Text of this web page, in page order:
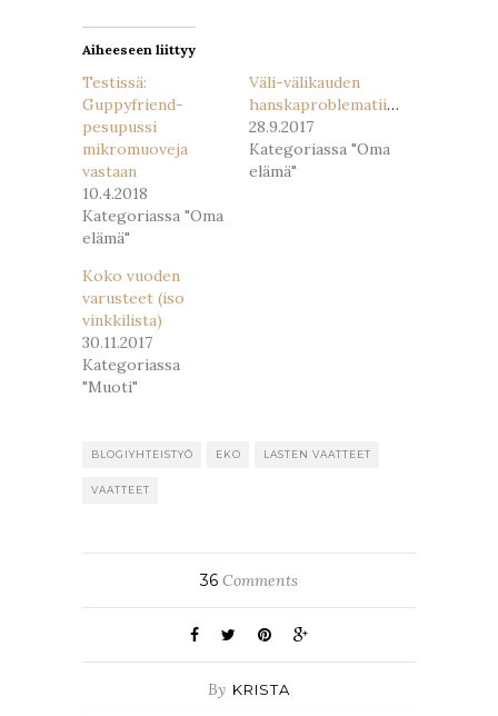
Aiheeseen liittyy
Testissä:
Guppyfriend-
pesupussi
mikromuoveja
vastaan
10.4.2018
Kategoriassa "Oma
elämä"
Väli-välikauden
hanskaproblematiikkaa
28.9.2017
Kategoriassa "Oma
elämä"
Koko vuoden
varusteet (iso
vinkkilista)
30.11.2017
Kategoriassa
"Muoti"
BLOGIYHTEISTYÖ EKO LASTEN VAATTEET
VAATTEET
36 Comments
By KRISTA